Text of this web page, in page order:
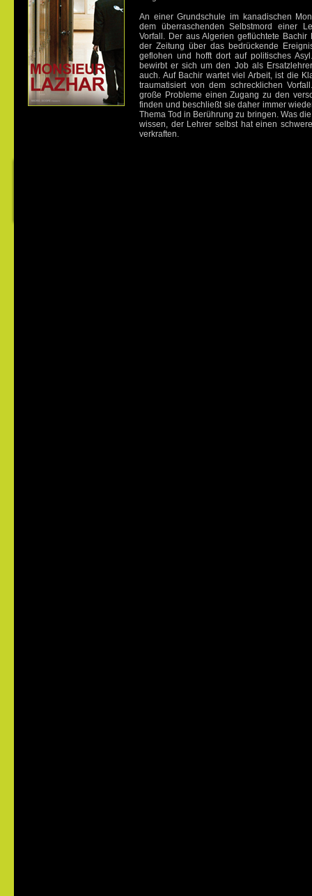
An einer Grundschule im kanadischen
dem überraschenden Selbstmord einer
Vorfall. Der aus Algerien geflüchtete
der Zeitung über das bedrückende
geflohen und hofft dort auf politisches
bewirbt er sich um den Job als
auch. Auf Bachir wartet viel Arbeit, ist die
traumatisiert von dem schrecklichen
große Probleme einen Zugang zu den
finden und beschließt sie daher immer
Thema Tod in Berührung zu bringen. Was
wissen, der Lehrer selbst hat einen
verkraften.